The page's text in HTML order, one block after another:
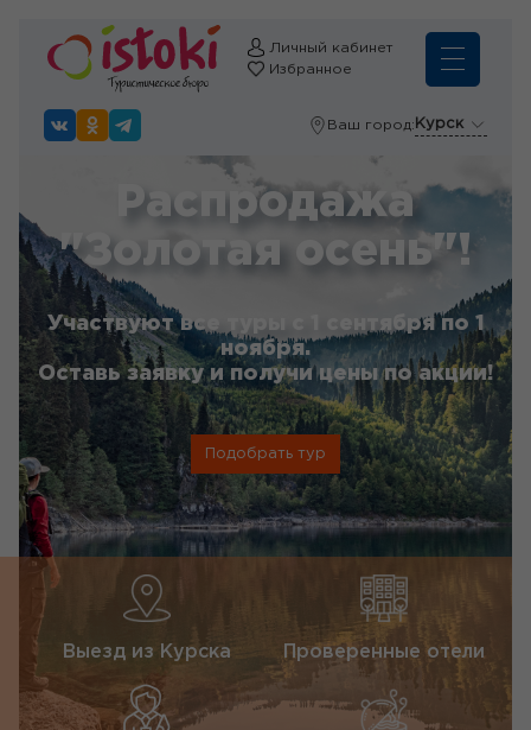
Личный кабинет
Избранное
Ваш город: Курск
Распродажа
"Золотая осень"!
Участвуют все туры с 1 сентября по 1
ноября.
Оставь заявку и получи цены по акции!
Подобрать тур
Выезд из Курска Проверенные отели